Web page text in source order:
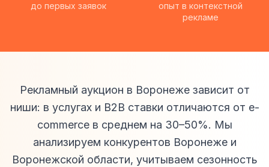
до первых заявок
опыт в контекстной
рекламе
Рекламный аукцион в Воронеже зависит от
ниши: в услугах и B2B ставки отличаются от e-
commerce в среднем на 30–50%. Мы
анализируем конкурентов Воронеже и
Воронежской области, учитываем сезонность